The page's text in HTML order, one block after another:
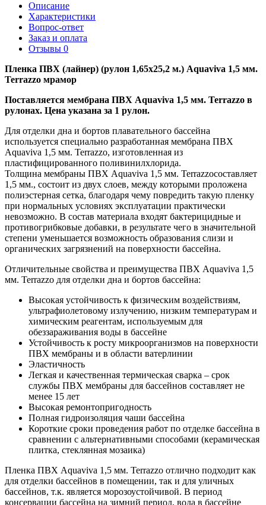
Описание
Характеристики
Вопрос-ответ
Заказ и оплата
Отзывы 0
Пленка ПВХ (лайнер) (рулон 1,65х25,2 м.) Aquaviva 1,5 мм.
Terrazzo мрамор
Поставляется мембрана ПВХ Aquaviva 1,5 мм. Terrazzo в
рулонах. Цена указана за 1 рулон.
Для отделки дна и бортов плавательного бассейна
используется специально разработанная мембрана ПВХ
Aquaviva 1,5 мм. Terrazzo, изготовленная из
пластифицированного поливинилхлорида.
Толщина мембраны ПВХ Aquaviva 1,5 мм. Terrazzoсоставляет
1,5 мм., состоит из двух слоев, между которыми проложена
полиэстерная сетка, благодаря чему повредить такую пленку
при нормальных условиях эксплуатации практически
невозможно. В состав материала входят бактерицидные и
противогрибковые добавки, в результате чего в значительной
степени уменьшается возможность образования слизи и
органических загрязнений на поверхности бассейна.
Отличительные свойства и преимущества ПВХ Aquaviva 1,5
мм. Terrazzo для отделки дна и бортов бассейна:
Высокая устойчивость к физическим воздействиям,
ультрафиолетовому излучению, низким температурам и
химическим реагентам, используемым для
обеззараживания воды в бассейне
Устойчивость к росту микроорганизмов на поверхности
ПВХ мембраны и в области ватерлинии
Эластичность
Легкая и качественная термическая сварка – срок
службы ПВХ мембраны для бассейнов составляет не
менее 15 лет
Высокая ремонтопригодность
Полная гидроизоляция чаши бассейна
Короткие сроки проведения работ по отделке бассейна в
сравнении с альтернативными способами (керамическая
плитка, стеклянная мозаика)
Пленка ПВХ Aquaviva 1,5 мм. Terrazzo отлично подходит как
для отделки бассейнов в помещении, так и для уличных
бассейнов, т.к. является морозоустойчивой. В период
консервации бассейна на зимний период, вода в бассейне